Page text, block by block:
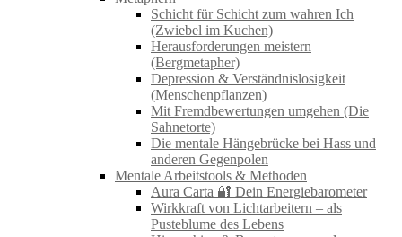
Schicht für Schicht zum wahren Ich
(Zwiebel im Kuchen)
Herausforderungen meistern
(Bergmetapher)
Depression & Verständnislosigkeit
(Menschenpflanzen)
Mit Fremdbewertungen umgehen (Die
Sahnetorte)
Die mentale Hängebrücke bei Hass und
anderen Gegenpolen
Mentale Arbeitstools & Methoden
Aura Carta 🔐 Dein Energiebarometer
Wirkkraft von Lichtarbeitern – als
Pusteblume des Lebens